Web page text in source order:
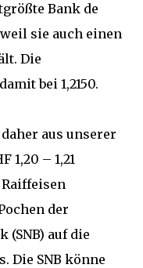
Bank de
sie auch einen
Die
bei 1,2150.
aus unserer
1,20 – 1,21
der
(SNB) auf die
Die SNB könne